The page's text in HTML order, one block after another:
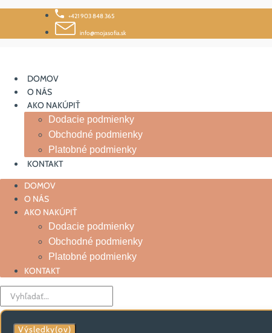
Skip
+421 903 848 365
info@mojasofia.sk
DOMOV
O NÁS
AKO NAKÚPIŤ
Dodacie podmienky
Obchodné podmienky
Platobné podmienky
KONTAKT
DOMOV
O NÁS
AKO NAKÚPIŤ
Dodacie podmienky
Obchodné podmienky
Platobné podmienky
KONTAKT
Search
...
Výsledky(ov)